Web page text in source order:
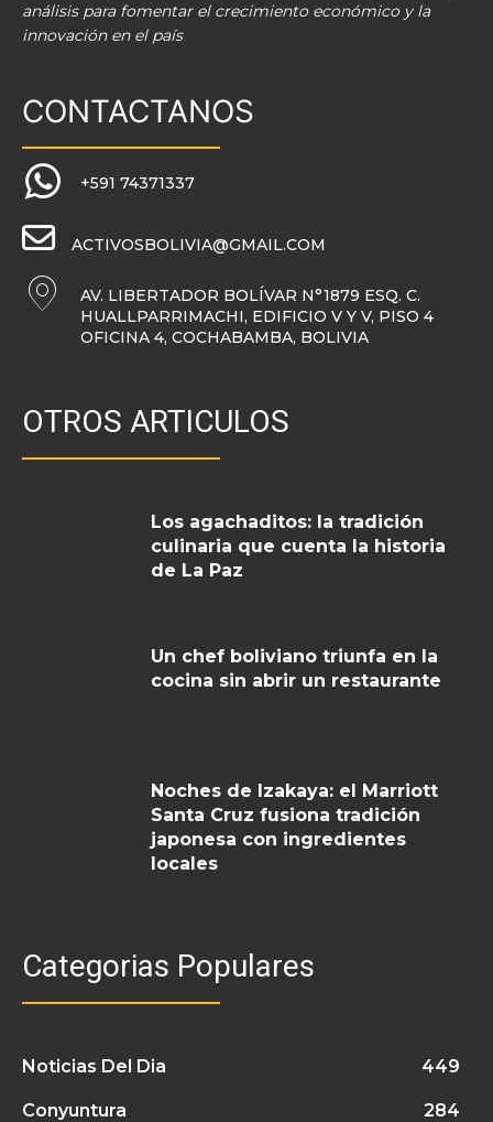
análisis para fomentar el crecimiento económico y la
innovación en el país
CONTACTANOS
+591 74371337
ACTIVOSBOLIVIA@GMAIL.COM
AV. LIBERTADOR BOLÍVAR N°1879 ESQ. C.
HUALLPARRIMACHI, EDIFICIO V Y V, PISO 4
OFICINA 4, COCHABAMBA, BOLIVIA
OTROS ARTICULOS
Los agachaditos: la tradición
culinaria que cuenta la historia
de La Paz
Un chef boliviano triunfa en la
cocina sin abrir un restaurante
Noches de Izakaya: el Marriott
Santa Cruz fusiona tradición
japonesa con ingredientes
locales
Categorias Populares
Noticias Del Dia 449
Conyuntura 284